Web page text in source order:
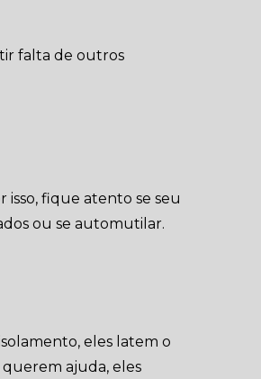
falta de outros
isso, fique atento se seu
ou se automutilar.
eles latem o
ajuda, eles